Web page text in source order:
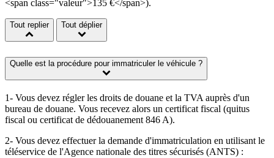
<span class="valeur">135 €</span>).
Tout replier Tout déplier
Quelle est la procédure pour immatriculer le véhicule ?
1- Vous devez régler les droits de douane et la TVA auprès d'un
bureau de douane. Vous recevez alors un certificat fiscal (quitus
fiscal ou certificat de dédouanement 846 A).
2- Vous devez effectuer la demande d'immatriculation en utilisant le
téléservice de l'Agence nationale des titres sécurisés (ANTS) :